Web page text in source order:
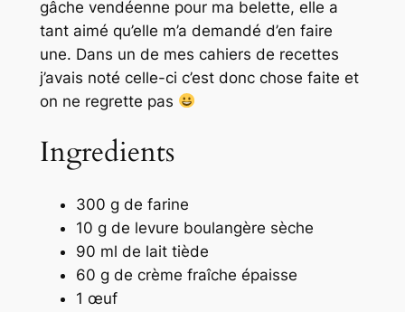
gâche vendéenne pour ma belette, elle a
tant aimé qu’elle m’a demandé d’en faire
une. Dans un de mes cahiers de recettes
j’avais noté celle-ci c’est donc chose faite et
on ne regrette pas
Ingredients
300 g de farine
10 g de levure boulangère sèche
90 ml de lait tiède
60 g de crème fraîche épaisse
1 œuf